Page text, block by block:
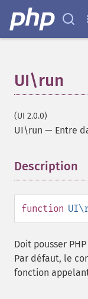
UI\run
(UI 2.0.0)
UI\run — Entre
Description
function
Doit pousser
Par défaut, le
fonction